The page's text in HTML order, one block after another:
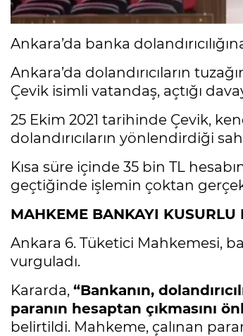
Ankara’da banka
Ankara’da dolandırıcıların
Çevik isimli vatandaş, açtığı
25 Ekim 2021 tarihinde Çevik,
dolandırıcıların yönlendirdiği
Kısa süre içinde 35 bin TL
geçtiğinde işlemin çoktan
MAHKEME BANKAYI KUSURLU
Ankara 6. Tüketici Mahkemesi,
vurguladı.
Kararda, “Bankanın,
paranın hesaptan çıkmasını
belirtildi. Mahkeme, çalınan